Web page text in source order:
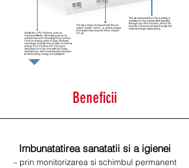
Beneficii
Imbunatatirea sanatatii si a igienei
– prin monitorizarea si schimbul permanent